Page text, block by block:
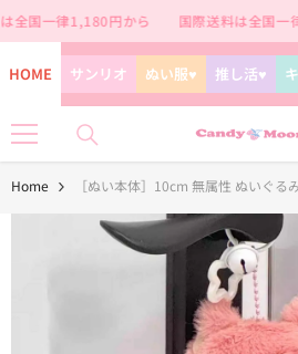
コンテンツに進む
国一律1,180円から 国際送料は全国一
HOME サンリオ ぬい服♥ 推し活♥
Home ［ぬい本体］10cm 無属性 ぬいぐる